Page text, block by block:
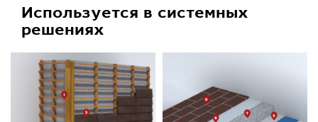
Используется в системных
решениях